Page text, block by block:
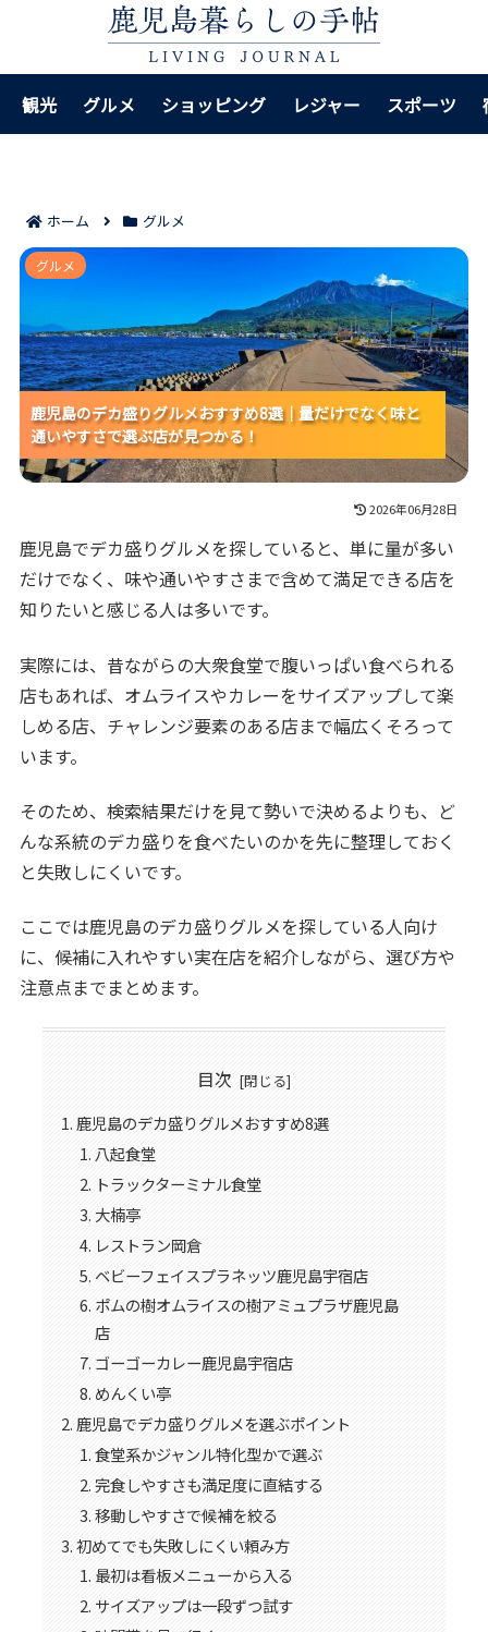
観光 グルメ ショッピング レジャー スポーツ
ホーム グルメ
鹿児島のデカ盛りグルメおすすめ8選｜量だけでなく味
と通いやすさで選ぶ店が見つかる！
鹿児島のデカ盛りグルメおすすめ8選｜量だけでなく味と
通いやすさで選ぶ店が見つかる！
鹿児島のデカ盛りグルメおすすめ8選｜量だけでなく味と
通いやすさで選ぶ店が見つかる！
鹿児島のデカ盛りグルメおすすめ8選｜量だけでなく味と
通いやすさで選ぶ店が見つかる！
グルメ
2026年06月28日
鹿児島でデカ盛りグルメを探していると、単に量が多い
だけでなく、味や通いやすさまで含めて満足できる店を
知りたいと感じる人は多いです。
実際には、昔ながらの大衆食堂で腹いっぱい食べられる
店もあれば、オムライスやカレーをサイズアップして楽
しめる店、チャレンジ要素のある店まで幅広くそろって
います。
そのため、検索結果だけを見て勢いで決めるよりも、ど
んな系統のデカ盛りを食べたいのかを先に整理しておく
と失敗しにくいです。
ここでは鹿児島のデカ盛りグルメを探している人向け
に、候補に入れやすい実在店を紹介しながら、選び方や
注意点までまとめます。
目次
鹿児島のデカ盛りグルメおすすめ8選
八起食堂
トラックターミナル食堂
大楠亭
レストラン岡倉
ベビーフェイスプラネッツ鹿児島宇宿店
ポムの樹オムライスの樹アミュプラザ鹿児島
店
ゴーゴーカレー鹿児島宇宿店
めんくい亭
鹿児島でデカ盛りグルメを選ぶポイント
食堂系かジャンル特化型かで選ぶ
完食しやすさも満足度に直結する
移動しやすさで候補を絞る
初めてでも失敗しにくい頼み方
最初は看板メニューから入る
サイズアップは一段ずつ試す